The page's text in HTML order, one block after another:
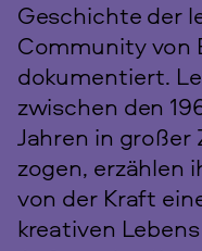
Geschichte der
Community von
dokumentiert.
zwischen den
Jahren in großer
zogen, erzählen
von der Kraft
kreativen